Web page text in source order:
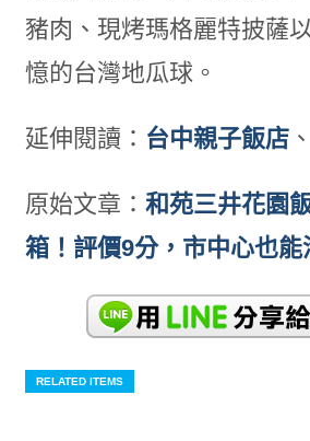
豬肉、現烤瑪格麗特披薩
憶的台灣地瓜球。
延伸閱讀： 台中親子飯店、
原始文章： 和苑三井花園
箱！評價9分，市中心也能
RELATED ITEMS